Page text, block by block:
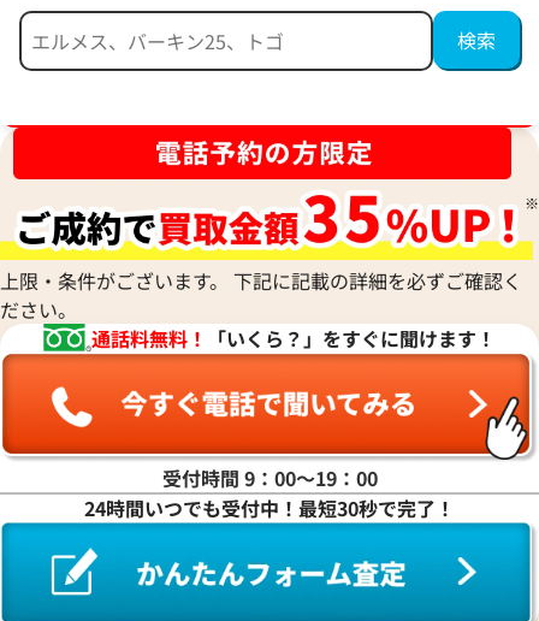
シャネル ネックレス
124,000円
2026年5月17日時点
シャネル ネックレ
122,000円
2026年5月17日時
シャネル ネックレス
参考買取価格
シャネル ネックレ
参考買取価格
上限・条件がございます。 下記に記載の詳細を必ずご確認く
ださい。
通話料無料！
「いくら？」をすぐに聞けます！
受付時間 9：00〜19：00
24時間いつでも受付中！最短30秒で完了！